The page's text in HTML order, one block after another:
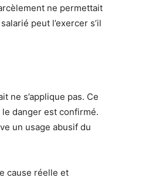
ne permettait
peut l’exercer s’il
ne s’applique pas. Ce
danger est confirmé.
un usage abusif du
cause réelle et